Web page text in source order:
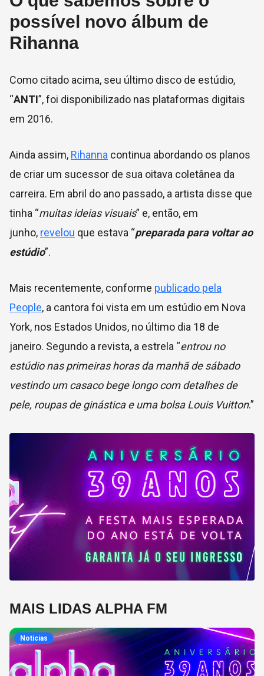
possível novo álbum de
Rihanna
Como citado acima, seu último disco de estúdio,
“ANTI”, foi disponibilizado nas plataformas digitais
em 2016.
Ainda assim, Rihanna continua abordando os planos
de criar um sucessor de sua oitava coletânea da
carreira. Em abril do ano passado, a artista disse que
tinha “muitas ideias visuais” e, então, em
junho, revelou que estava “preparada para voltar ao
estúdio”.
Mais recentemente, conforme publicado pela
People, a cantora foi vista em um estúdio em Nova
York, nos Estados Unidos, no último dia 18 de
janeiro. Segundo a revista, a estrela “entrou no
estúdio nas primeiras horas da manhã de sábado
vestindo um casaco bege longo com detalhes de
pele, roupas de ginástica e uma bolsa Louis Vuitton.”
MAIS LIDAS ALPHA FM
Noticias